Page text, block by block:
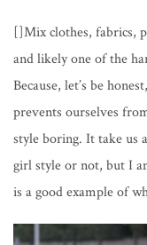
[]Mix clothes, fabrics,
and likely one of the
Because, let’s be
prevents ourselves
style boring. It take us
girl style or not, but I
is a good example of